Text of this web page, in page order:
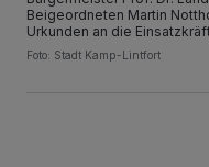
Beigeordneten Martin
Urkunden an die
Foto: Stadt Kamp-Lintfort